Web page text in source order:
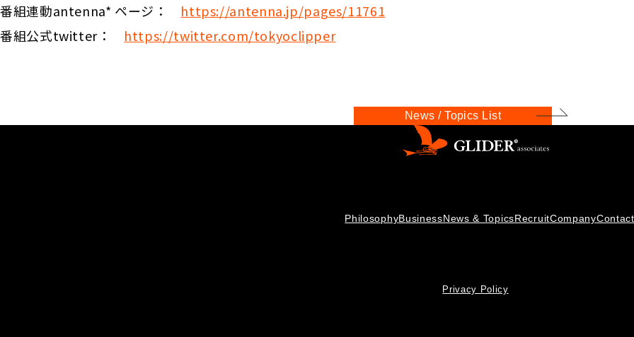
番組連動antenna* ページ： https://antenna.jp/pages/11761
番組公式twitter： https://twitter.com/tokyoclipper
News / Topics List
PhilosophyBusinessNews & TopicsRecruitCompanyContact
Privacy Policy